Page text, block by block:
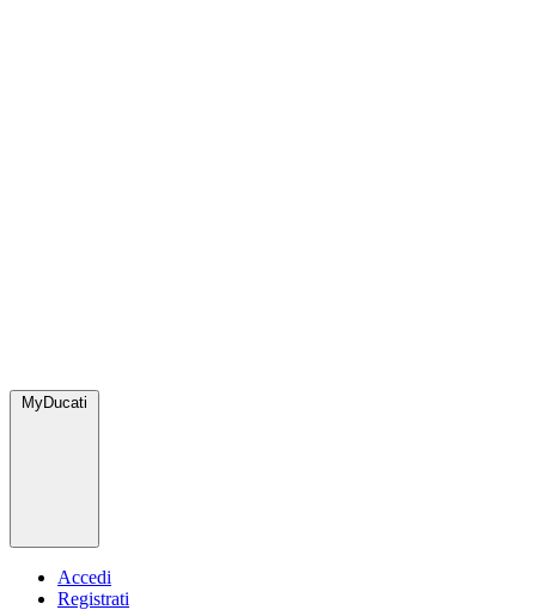
MyDucati
Accedi
Registrati